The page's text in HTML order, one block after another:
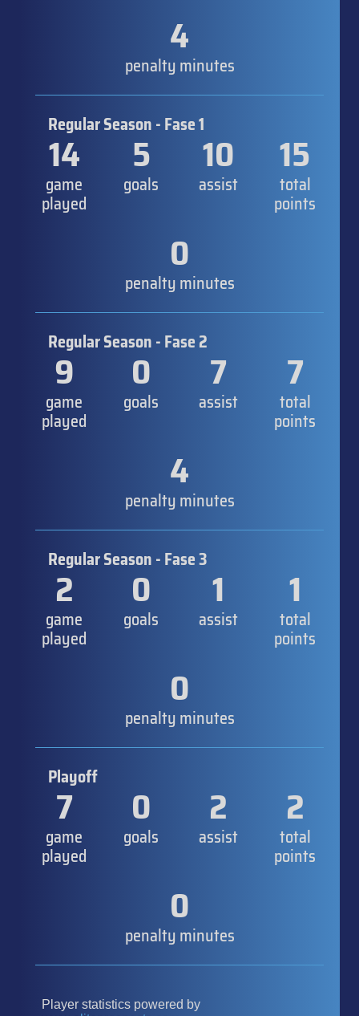
4
penalty minutes
Regular Season - Fase 1
14
game
played
5
goals
10
assist
15
total
points
0
penalty minutes
Regular Season - Fase 2
9
game
played
0
goals
7
assist
7
total
points
4
penalty minutes
Regular Season - Fase 3
2
game
played
0
goals
1
assist
1
total
points
0
penalty minutes
Playoff
7
game
played
0
goals
2
assist
2
total
points
0
penalty minutes